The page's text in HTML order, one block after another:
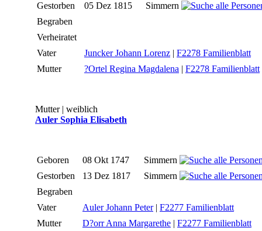
Gestorben
05 Dez 1815
Simmern
Begraben
Verheiratet
Vater
Juncker Johann Lorenz | F2278 Familienblatt
Mutter
?Ortel Regina Magdalena | F2278 Familienblatt
Mutter | weiblich
Auler Sophia Elisabeth
Geboren 08 Okt 1747
Simmern
Gestorben
13 Dez 1817
Simmern
Begraben
Vater
Auler Johann Peter| F2277 Familienblatt
Mutter
D?orr Anna Margarethe | F2277 Familienblatt